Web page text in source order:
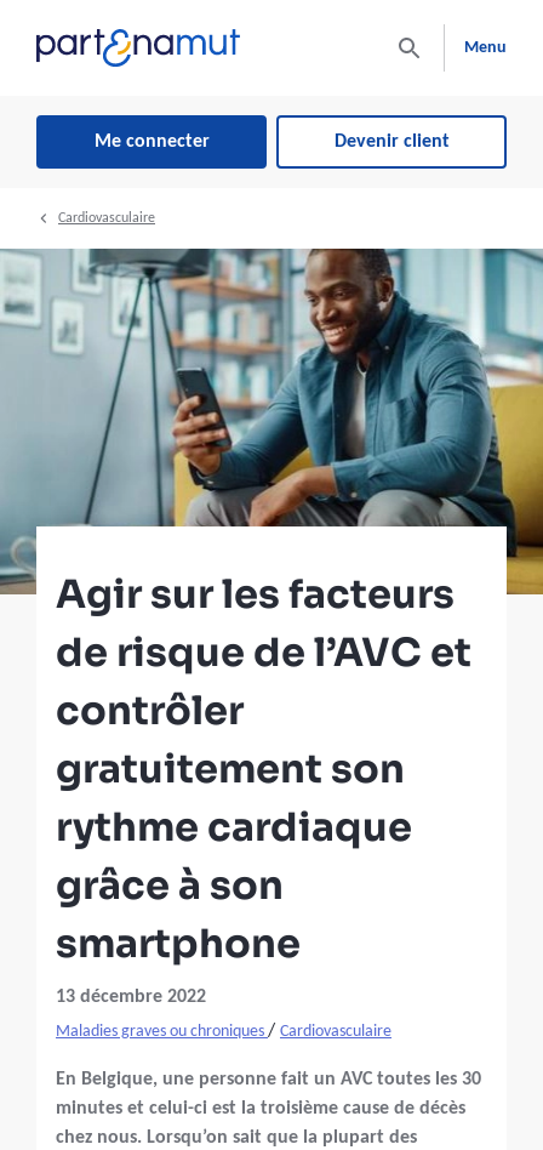
Menu
Me connecter Devenir client
Cardiovasculaire
Agir sur les facteurs
de risque de l’AVC et
contrôler
gratuitement son
rythme cardiaque
grâce à son
smartphone
13 décembre 2022
Maladies graves ou chroniques / Cardiovasculaire
En Belgique, une personne fait un AVC toutes les 30
minutes et celui-ci est la troisième cause de décès
chez nous. Lorsqu’on sait que la plupart des